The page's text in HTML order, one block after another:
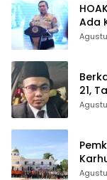
Ada
21,
El